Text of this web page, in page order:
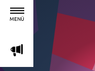
MENÜ
m